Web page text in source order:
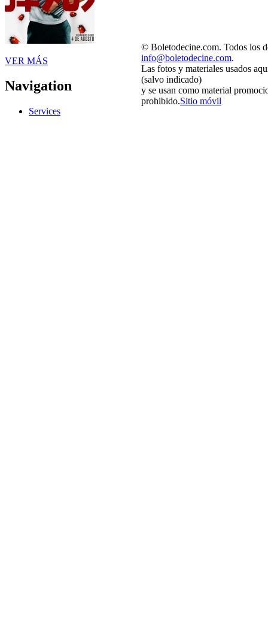
VER MÁS
Navigation
Services
© Boletodecine.com. Todos los
info@boletodecine.com.
Las fotos y materiales usados
(salvo indicado)
y se usan como material
prohibido.Sitio móvil